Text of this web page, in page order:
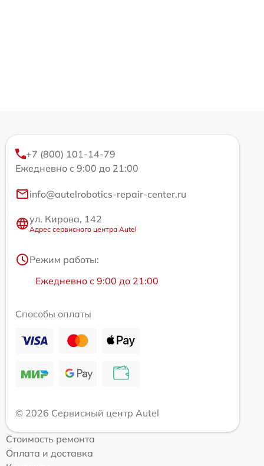
+7 (800) 101-14-79
Ежедневно с 9:00 до 21:00
info@autelrobotics-repair-center.ru
ул. Кирова, 142
Адрес сервисного центра Autel
Режим работы:
Ежедневно с 9:00 до 21:00
Способы оплаты
© 2026 Сервисный центр Autel
Стоимость ремонта
Оплата и доставка